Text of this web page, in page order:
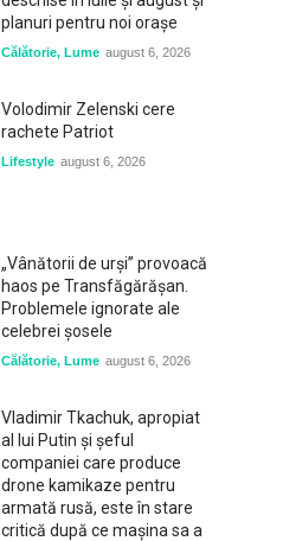
planuri pentru noi orașe
Călătorie, Lume august 6, 2026
Volodimir Zelenski cere
rachete Patriot
Lifestyle august 6, 2026
„Vânătorii de urși” provoacă
haos pe Transfăgărășan.
Problemele ignorate ale
celebrei șosele
Călătorie, Lume august 6, 2026
Vladimir Tkachuk, apropiat
al lui Putin și șeful
companiei care produce
drone kamikaze pentru
armată rusă, este în stare
critică după ce mașina sa a